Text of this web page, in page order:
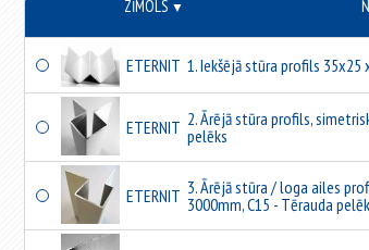
ZĪMOLS ▼
ETERNIT 1. Iekšējā stūra profils 35x25
ETERNIT 2. Ārējā stūra profils,
pelēks
ETERNIT 3. Ārējā stūra / loga ailes
3000mm, C15 - Tērauda